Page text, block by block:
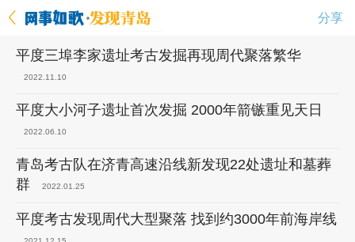
分享
平度三埠李家遗址考古发掘再现周代聚落繁华
2022.11.10
平度大小河子遗址首次发掘 2000年箭镞重见天日
2022.06.10
青岛考古队在济青高速沿线新发现22处遗址和墓葬
群
2022.01.25
平度考古发现周代大型聚落 找到约3000年前海岸线